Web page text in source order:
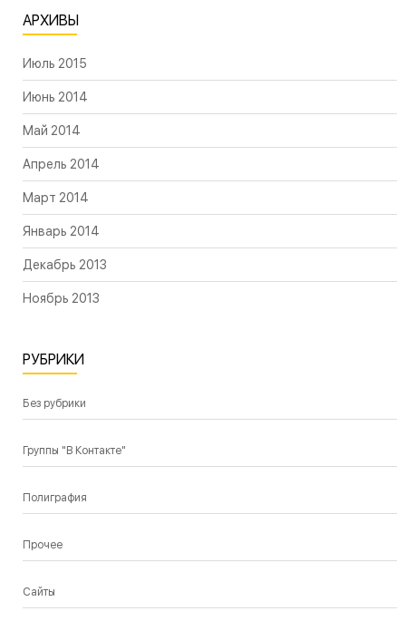
АРХИВЫ
Июль 2015
Июнь 2014
Май 2014
Апрель 2014
Март 2014
Январь 2014
Декабрь 2013
Ноябрь 2013
РУБРИКИ
Без рубрики
Группы "В Контакте"
Полиграфия
Прочее
Сайты